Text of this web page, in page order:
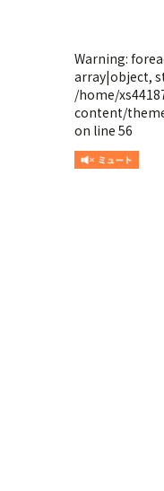
Warning:
array|object,
/home/
content/
on line 56